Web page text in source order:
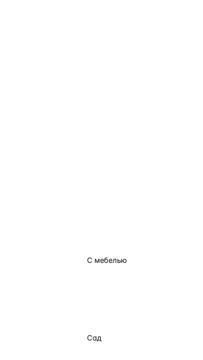
С мебелью
Сад